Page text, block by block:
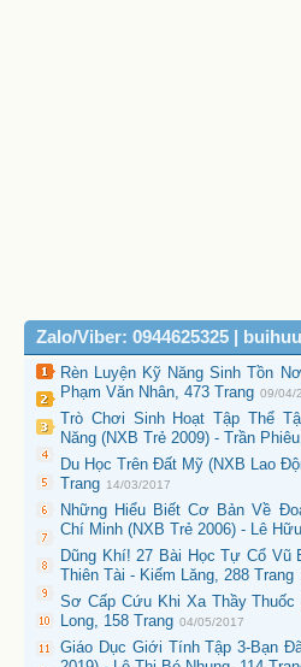
Zalo/Viber: 0944625325 |
Rèn Luyện Kỹ Năng Sinh Tồn
Phạm Văn Nhân, 473 Trang 09/04/
Trò Chơi Sinh Hoạt Tập Thể
Năng (NXB Trẻ 2009) - Trần
Du Học Trên Đất Mỹ (NXB Lao
Trang 14/03/2017
Những Hiểu Biết Cơ Bản Về
Chí Minh (NXB Trẻ 2006) - Lê
Dũng Khí! 27 Bài Học Tự Cổ Vũ
Thiên Tài - Kiếm Lăng, 288 Trang
Sơ Cấp Cứu Khi Xa Thầy Thuốc
Long, 158 Trang 04/05/2017
Giáo Dục Giới Tính Tập 3-Bạn